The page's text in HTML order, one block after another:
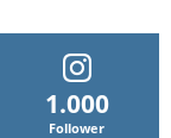
1.000
Follower